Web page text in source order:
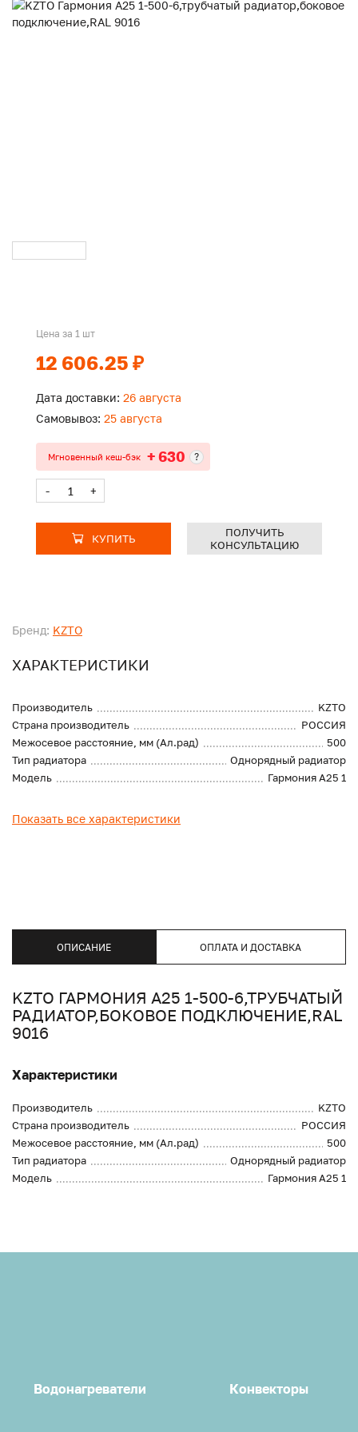
Бренд: KZTO
ХАРАКТЕРИСТИКИ
Производитель
KZTO
Страна производитель
РОССИЯ
Межосевое расстояние, мм (Ал.рад)
500
Тип радиатора
Однорядный радиатор
Модель
Гармония А25 1
Показать все характеристики
Цена за 1 шт
12 606.25 ₽
Дата доставки: 26 августа
Самовывоз: 25 августа
Мгновенный кеш-бэк + 630 ?
- +
КУПИТЬ
ПОЛУЧИТЬ
КОНСУЛЬТАЦИЮ
ОПИСАНИЕ ОПЛАТА И ДОСТАВКА
KZTO ГАРМОНИЯ А25 1-500-6,ТРУБЧАТЫЙ
РАДИАТОР,БОКОВОЕ ПОДКЛЮЧЕНИЕ,RAL
9016
Характеристики
Производитель
KZTO
Страна производитель
РОССИЯ
Межосевое расстояние, мм (Ал.рад)
500
Тип радиатора
Однорядный радиатор
Модель
Гармония А25 1
Водонагреватели Конвекторы